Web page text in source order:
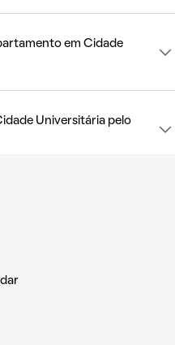
em Cidade
Universitária pelo